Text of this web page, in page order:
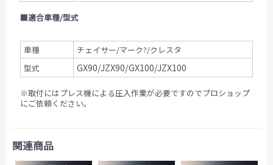
■適合車種/型式
車種
チェイサー/マーク?/クレスタ
型式
GX90/JZX90/GX100/JZX100
※取付にはプレス機による圧入作業が必要ですのでプロショップ
にご依頼ください。
関連商品